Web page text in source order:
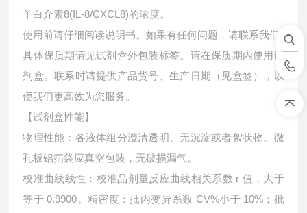
羊白介素8(IL-8/CXCL8)的浓度。
使用前请仔细阅读说明书。如果有任何问题，请联系我们
具体保质期请见试剂盒外包装标签。请在保质期内使用试
剂盒。联系时请提供产品货号、生产日期（见盒签），以
便我们更高效为您服务。
【试剂盒性能】
物理性能：各液体组分澄清透明、无沉淀或者絮状物。微
孔板铝箔袋应真空包装，无破损漏气。
校准曲线线性：校准品剂量反应曲线相关系数 r 值，大于
等于 0.9900。精密度：批内变异系数 CV%小于 10%；批